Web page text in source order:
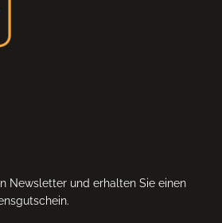
Newsletter und erhalten Sie einen